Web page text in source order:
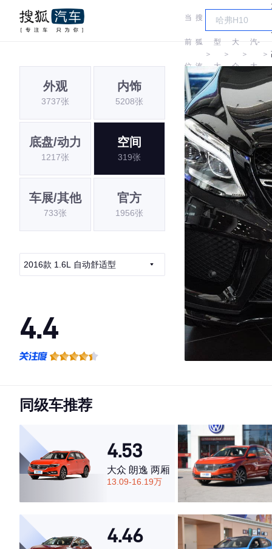
当
前
位
置:
搜
狐
汽
车
＞
车
型
大
全
＞
大
众
＞
汽-
大
众
＞
外观
3737张
内饰
5208张
底盘/动力
1217张
空间
319张
车展/其他
733张
官方
1956张
2016款 1.6L 自动舒适型
4.4
·空间表现一般，低于82%同级车
同级车推荐
4.53
大众 朗逸 两厢
13.09-16.19万
4.46